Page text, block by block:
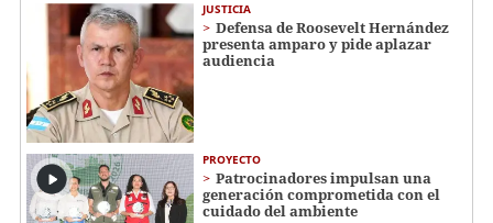
JUSTICIA
Defensa de Roosevelt Hernández
presenta amparo y pide aplazar
audiencia
PROYECTO
Patrocinadores impulsan una
generación comprometida con el
cuidado del ambiente